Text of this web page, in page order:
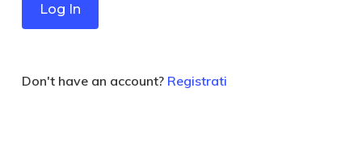
Don't have an account? Registrati